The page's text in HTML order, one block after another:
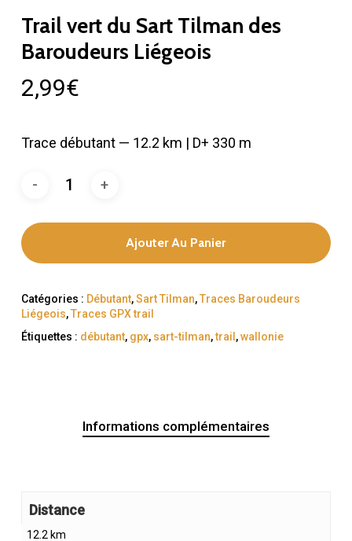
Trail vert du Sart Tilman des
Baroudeurs Liégeois
2,99€
Trace débutant — 12.2 km | D+ 330 m
Ajouter Au Panier
Catégories : Débutant,Sart Tilman,Traces Baroudeurs
Liégeois,Traces GPX trail
Étiquettes : débutant, gpx, sart-tilman,trail ,wallonie
Informations complémentaires
Distance
12.2 km